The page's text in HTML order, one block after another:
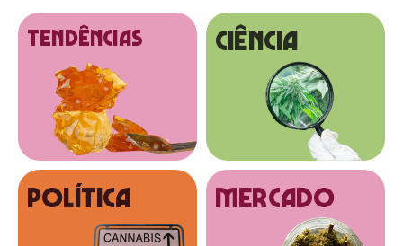
tendências Ciência
Política MERCADO